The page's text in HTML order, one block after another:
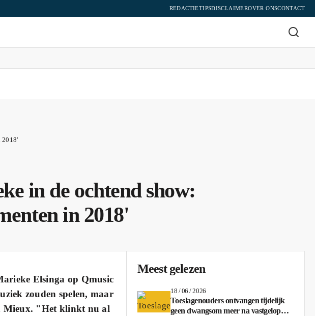
REDACTIETIPSDISCLAIMEROVER ONSCONTACT
2018'
in de ochtend show:
in 2018'
Elsinga op Qmusic
zouden spelen, maar
Mieux. "Het klinkt nu al
Meest gelezen
18 / 06 / 2026
Toeslagenouders ontvangen tijdelijk
geen dwangsom meer na vastgelopen